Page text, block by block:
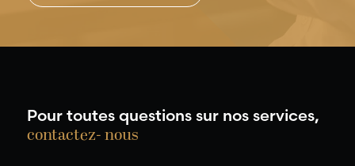
Pour toutes questions sur nos services,
contactez- nous